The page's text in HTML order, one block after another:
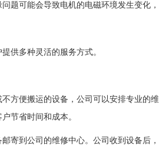
题可能会导致电机的电磁环境发生变化
供多种灵活的服务方式。
方便搬运的设备，公司可以安排专业的
节省时间和成本。
寄到公司的维修中心。公司收到设备后